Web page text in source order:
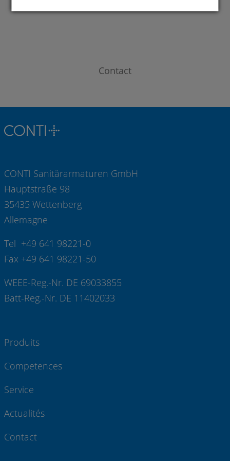
Contact
CONTI Sanitärarmaturen GmbH
Hauptstraße 98
35435 Wettenberg
Allemagne
Tel +49 641 98221-0
Fax +49 641 98221-50
WEEE-Reg.-Nr. DE 69033855
Batt-Reg.-Nr. DE 11402033
Produits
Competences
Service
Actualités
Contact